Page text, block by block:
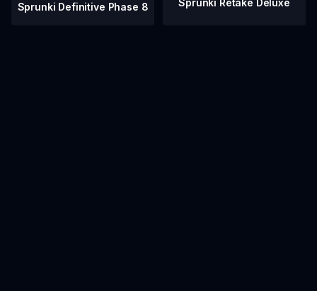
Sprunki Definitive Phase 8 Sprunki Retake Deluxe